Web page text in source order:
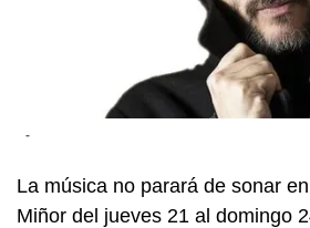
-
La música no parará de sonar
Miñor del jueves 21 al domingo